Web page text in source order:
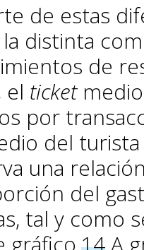
de estas
distinta
de
el ticket
por
del
una
del
tal y como